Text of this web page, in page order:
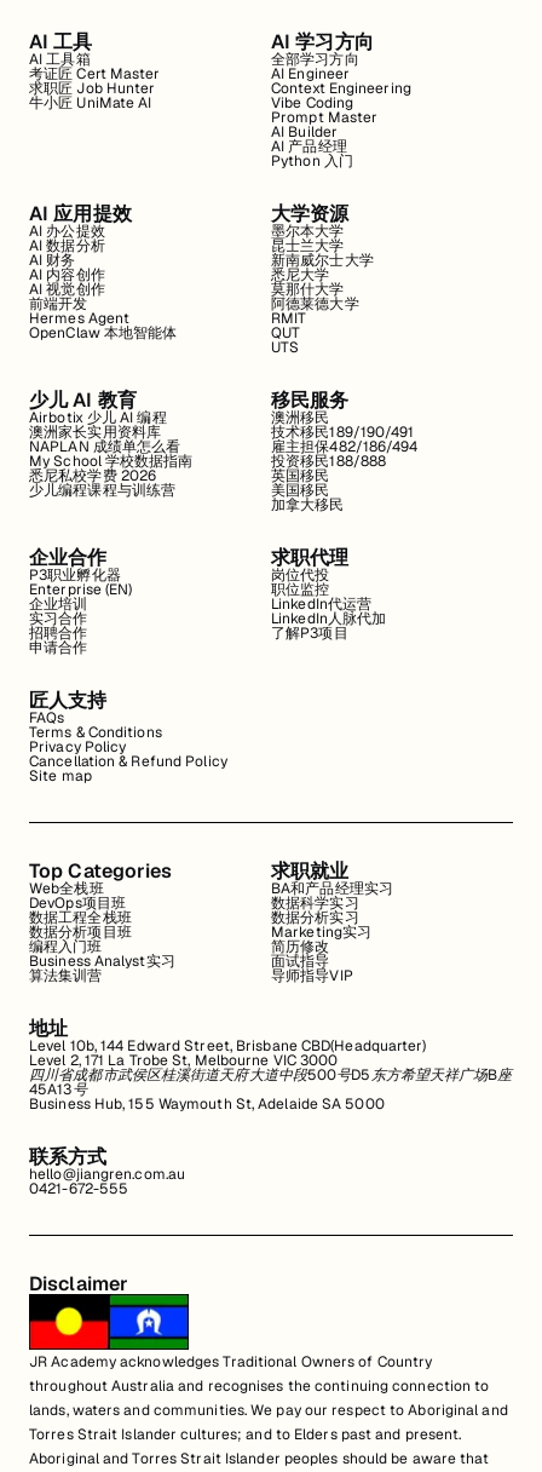
AI 工具
AI 工具箱
考证匠 Cert Master
求职匠 Job Hunter
牛小匠 UniMate AI
AI 学习方向
全部学习方向
AI Engineer
Context Engineering
Vibe Coding
Prompt Master
AI Builder
AI 产品经理
Python 入门
AI 应用提效
AI 办公提效
AI 数据分析
AI 财务
AI 内容创作
AI 视觉创作
前端开发
Hermes Agent
OpenClaw 本地智能体
大学资源
墨尔本大学
昆士兰大学
新南威尔士大学
悉尼大学
莫那什大学
阿德莱德大学
RMIT
QUT
UTS
少儿 AI 教育
Airbotix 少儿 AI 编程
澳洲家长实用资料库
NAPLAN 成绩单怎么看
My School 学校数据指南
悉尼私校学费 2026
少儿编程课程与训练营
移民服务
澳洲移民
技术移民189/190/491
雇主担保482/186/494
投资移民188/888
英国移民
美国移民
加拿大移民
企业合作
P3职业孵化器
Enterprise (EN)
企业培训
实习合作
招聘合作
申请合作
求职代理
岗位代投
职位监控
LinkedIn代运营
LinkedIn人脉代加
了解P3项目
匠人支持
FAQs
Terms & Conditions
Privacy Policy
Cancellation & Refund Policy
Site map
Top Categories
Web全栈班
DevOps项目班
数据工程全栈班
数据分析项目班
编程入门班
Business Analyst实习
算法集训营
求职就业
BA和产品经理实习
数据科学实习
数据分析实习
Marketing实习
简历修改
面试指导
导师指导VIP
地址
Level 10b, 144 Edward Street, Brisbane CBD(Headquarter)
Level 2, 171 La Trobe St, Melbourne VIC 3000
四川省成都市武侯区桂溪街道天府大道中段500号D5东方希望天祥广场B座
45A13号
Business Hub, 155 Waymouth St, Adelaide SA 5000
联系方式
hello@jiangren.com.au
0421-672-555
Disclaimer
JR Academy acknowledges Traditional Owners of Country
throughout Australia and recognises the continuing connection to
lands, waters and communities. We pay our respect to Aboriginal and
Torres Strait Islander cultures; and to Elders past and present.
Aboriginal and Torres Strait Islander peoples should be aware that